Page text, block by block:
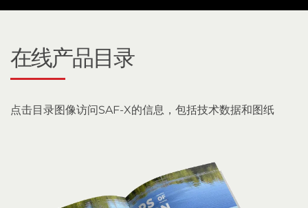
在线产品目录
点击目录图像访问SAF-X的信息，包括技术数据和图纸